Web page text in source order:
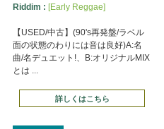
Riddim : [Early Reggae]
【USED/中古】(90's再発盤/ラベル
面の状態のわりには音は良好)A:名
曲/名デュエット!、B:オリジナルMIX
とは ...
詳しくはこちら